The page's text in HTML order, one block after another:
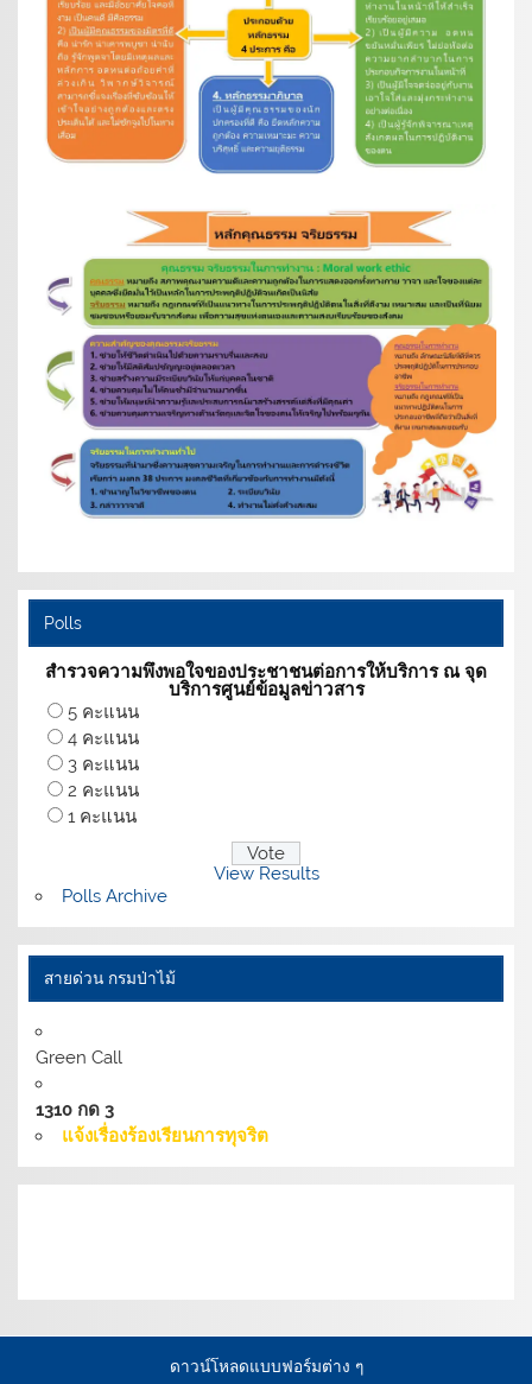
Polls
สำรวจความพึงพอใจของประชาชนต่อการให้บริการ ณ จุด
บริการศูนย์ข้อมูลข่าวสาร
5 คะแนน
4 คะแนน
3 คะแนน
2 คะแนน
1 คะแนน
View Results
Polls Archive
สายด่วน กรมป่าไม้
Green Call
1310 กด 3
แจ้งเรื่องร้องเรียนการทุจริต
ดาวน์โหลดแบบฟอร์มต่าง ๆ